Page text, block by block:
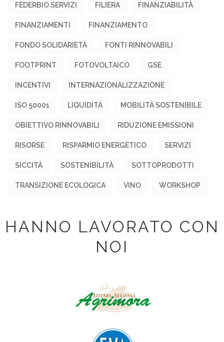
FEDERBIO SERVIZI FILIERA FINANZIABILITÀ
FINANZIAMENTI FINANZIAMENTO
FONDO SOLIDARIETÀ FONTI RINNOVABILI
FOOTPRINT FOTOVOLTAICO GSE
INCENTIVI INTERNAZIONALIZZAZIONE
ISO 50001 LIQUIDITÀ MOBILITÀ SOSTENIBILE
OBIETTIVO RINNOVABILI RIDUZIONE EMISSIONI
RISORSE RISPARMIO ENERGETICO SERVIZI
SICCITÀ SOSTENIBILITÀ SOTTOPRODOTTI
TRANSIZIONE ECOLOGICA VINO WORKSHOP
HANNO LAVORATO CON
NOI